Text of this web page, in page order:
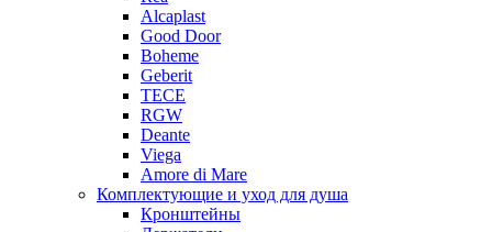
Alcaplast
Good Door
Boheme
Geberit
TECE
RGW
Deante
Viega
Amore di Mare
Комплектующие и уход для душа
Кронштейны